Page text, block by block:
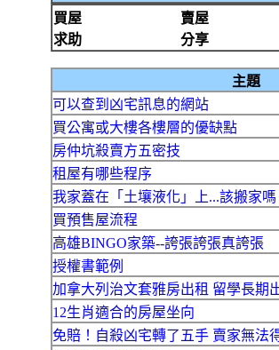
買屋
賣屋
求助
分享
主題
可以查到凶宅訊息的網站
買公寓或大樓各樓層的優缺點
房仲坑殺賣方五密技
租屋有哪些程序
我家蓋在「土壤液化」上...該搬家嗎
買預售屋流程
高雄BINGO家築--誇張誇張真誇張
授權書範例
加拿大列治文套雅房出租 留學長期
12生肖適合的房屋坐向
免賠！自殺凶宅轉了五手 賣家無法